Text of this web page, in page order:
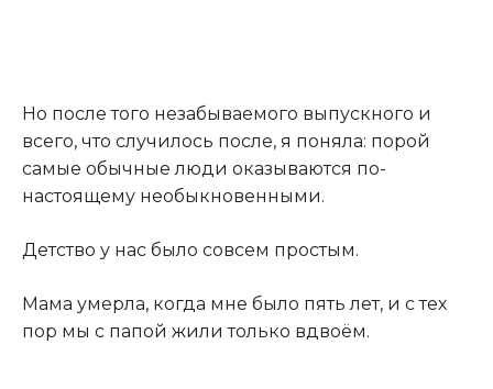
Но после того незабываемого выпускного и
всего, что случилось после, я поняла: порой
самые обычные люди оказываются по-
настоящему необыкновенными.
Детство у нас было совсем простым.
Мама умерла, когда мне было пять лет, и с тех
пор мы с папой жили только вдвоём.